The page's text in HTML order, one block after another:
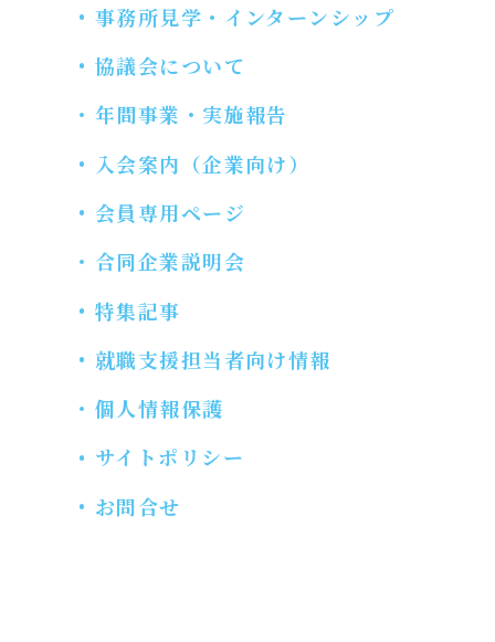
事務所見学・インターンシップ
協議会について
年間事業・実施報告
入会案内（企業向け）
会員専用ページ
合同企業説明会
特集記事
就職支援担当者向け情報
個人情報保護
サイトポリシー
お問合せ